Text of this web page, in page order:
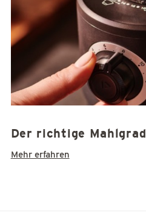
Der richtige Mahlgrad
Mehr erfahren